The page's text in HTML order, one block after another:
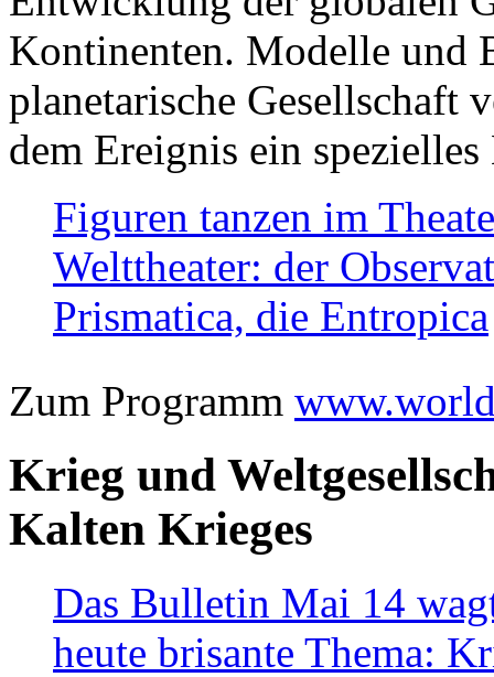
Kontinenten. Modelle und
planetarische Gesellschaft
dem Ereignis ein
Figuren tanzen im
Welttheater: der
Prismatica, die Entropica
Zum Programm
Krieg und
Kalten Krieges
Das Bulletin Mai 14
heute brisante Thema: